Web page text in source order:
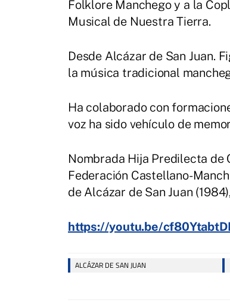
Folklore Manchego y a la
Musical de Nuestra Tierra.
Desde Alcázar de San Juan.
la música tradicional
Ha colaborado con
voz ha sido vehículo de
Nombrada Hija Predilecta de
Federación Castellano-
de Alcázar de San Juan
https://youtu.be/
ALCÁZAR DE SAN JUAN